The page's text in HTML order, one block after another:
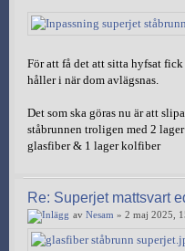
För att få det att sitta hyfsat
håller i när dom avlägsnas.
Det som ska göras nu är att
ståbrunnen troligen med 2 lager
glasfiber & 1 lager kolfiber
Re: Superjet mattsvart
av Nesam » 2 maj 2025,